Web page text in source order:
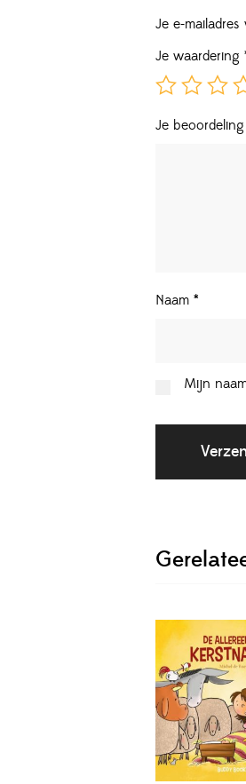
Je e-
Je waardering
Je beoordeling
Naam *
Mijn